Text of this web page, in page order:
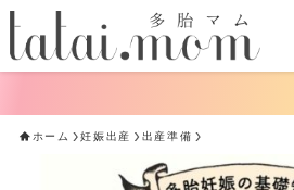
ホーム 妊娠出産 出産準備